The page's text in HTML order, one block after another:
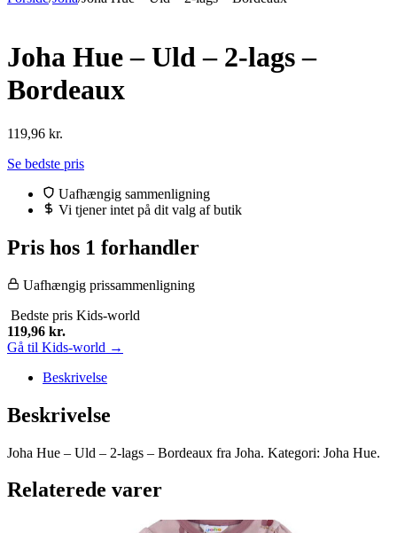
Joha Hue – Uld – 2-lags –
Bordeaux
119,96 kr.
Se bedste pris
Uafhængig sammenligning
Vi tjener intet på dit valg af butik
Pris hos 1 forhandler
Uafhængig prissammenligning
Bedste pris Kids-world
119,96 kr.
Gå til Kids-world →
Beskrivelse
Beskrivelse
Joha Hue – Uld – 2-lags – Bordeaux fra Joha. Kategori: Joha Hue.
Relaterede varer